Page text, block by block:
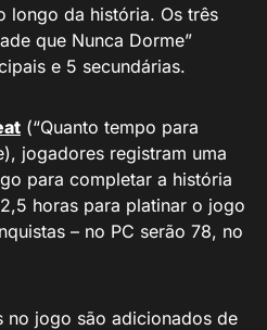
longo da história. Os três
que Nunca Dorme”
e 5 secundárias.
(“Quanto tempo para
jogadores registram uma
para completar a história
horas para platinar o jogo
– no PC serão 78, no
no jogo são adicionados de